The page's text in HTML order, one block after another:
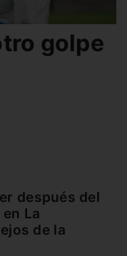
golpe
después del
La
de la